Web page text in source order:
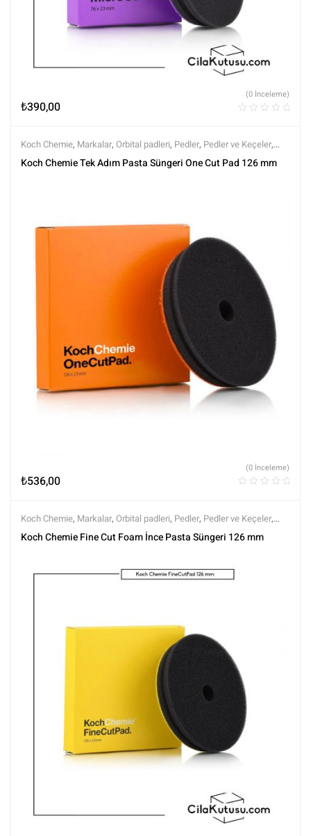
₺390,00
(0 İnceleme)
Koch Chemie, Markalar, Orbital padleri, Pedler, Pedler ve Keçeler,
Polisaj,Polisaj ve Parlatma,Tüm Ürünler, Tüm Ürünler
Koch Chemie Tek Adım Pasta Süngeri One Cut Pad 126 mm
₺536,00
(0 İnceleme)
Koch Chemie, Markalar, Orbital padleri, Pedler, Pedler ve Keçeler,
Polisaj,Polisaj ve Parlatma,Tüm Ürünler,Tüm Ürünler
Koch Chemie Fine Cut Foam İnce Pasta Süngeri 126 mm